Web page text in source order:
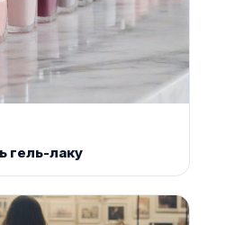
гель-лаку